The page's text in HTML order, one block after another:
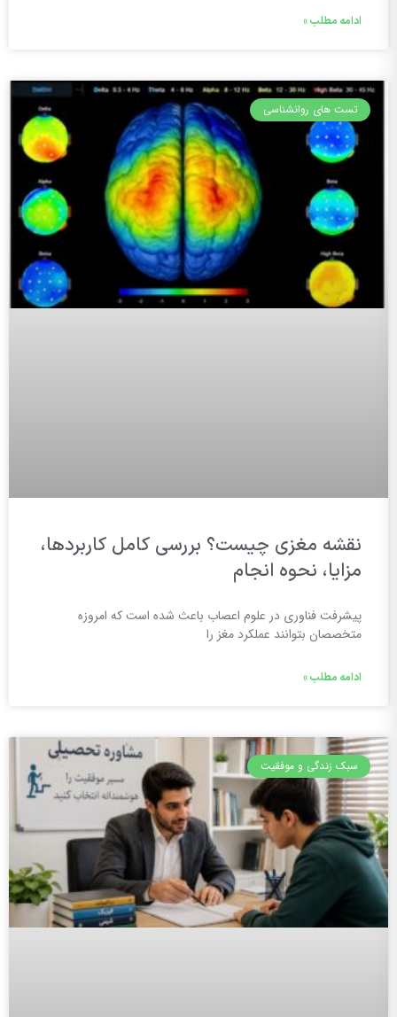
ادامه مطلب »
تست های روانشناسی
نقشه مغزی چیست؟ بررسی کامل کاربردها،
مزایا، نحوه انجام
پیشرفت فناوری در علوم اعصاب باعث شده است که امروزه
متخصصان بتوانند عملکرد مغز را
ادامه مطلب »
سبک زندگی و موفقیت